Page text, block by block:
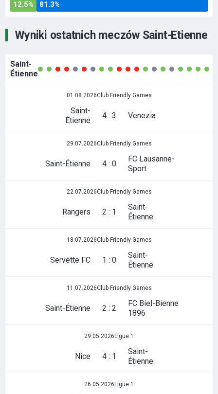
12.5% 81.3%
Wyniki ostatnich meczów Saint-Etienne
Saint-
Étienne
01.08.2026Club Friendly Games
Saint-
Étienne
4 : 3 Venezia
29.07.2026Club Friendly Games
Saint-Étienne 4 : 0
FC Lausanne-
Sport
22.07.2026Club Friendly Games
Rangers 2 : 1
Saint-
Étienne
18.07.2026Club Friendly Games
Servette FC 1 : 0
Saint-
Étienne
11.07.2026Club Friendly Games
Saint-Étienne 2 : 2
FC Biel-Bienne
1896
29.05.2026 Ligue 1
Nice 4 : 1
Saint-
Étienne
26.05.2026 Ligue 1